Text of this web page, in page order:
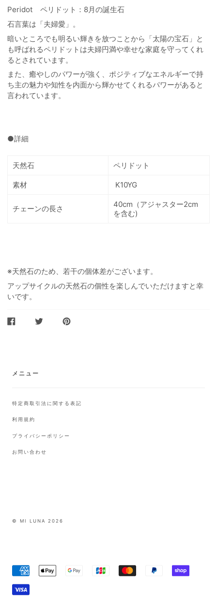
Peridot ペリドット：8月の誕生石
石言葉は「夫婦愛」。
暗いところでも明るい輝きを放つことから「太陽の宝石」と
も呼ばれるペリドットは夫婦円満や幸せな家庭を守ってくれ
るとされています。
また、癒やしのパワーが強く、ポジティブなエネルギーで持
ち主の魅力や知性を内面から輝かせてくれるパワーがあると
言われています。
●詳細
天然石 ペリドット
素材 K10YG
チェーンの長さ
40cm（アジャスター2cm
を含む)
※天然石のため、若干の個体差がございます。
アップサイクルの天然石の個性を楽しんでいただけますと幸
いです。
FACEBOOKTWITTER PINTEREST
メニュー
特定商取引法に関する表記
利用規約
プライバシーポリシー
お問い合わせ
© MI LUNA 2026